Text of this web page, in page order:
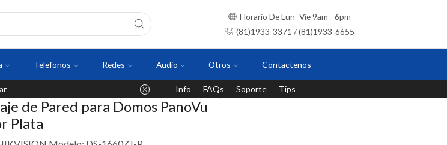
Horario De Lun -Vie 9am - 6pm
(81)1933-3371 / (81)1933-6655
Telefonos Redes Audio Otros Contactenos
Info FAQs Soporte Tips
de Pared para Domos PanoVu
Plata